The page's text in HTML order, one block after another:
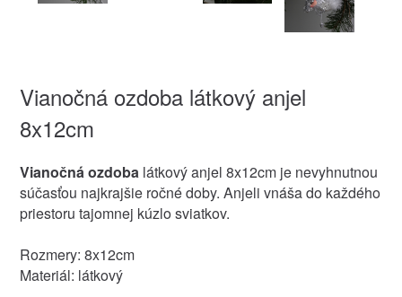
Vianočná ozdoba látkový anjel
8x12cm
Vianočná ozdoba látkový anjel 8x12cm je nevyhnutnou
súčasťou najkrajšie ročné doby. Anjeli vnáša do každého
priestoru tajomnej kúzlo sviatkov.
Rozmery: 8x12cm
Materiál: látkový